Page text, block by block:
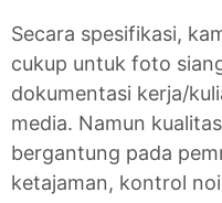
Secara spesifikasi,
cukup untuk foto
dokumentasi kerja/
media. Namun
bergantung pada
ketajaman, kontrol